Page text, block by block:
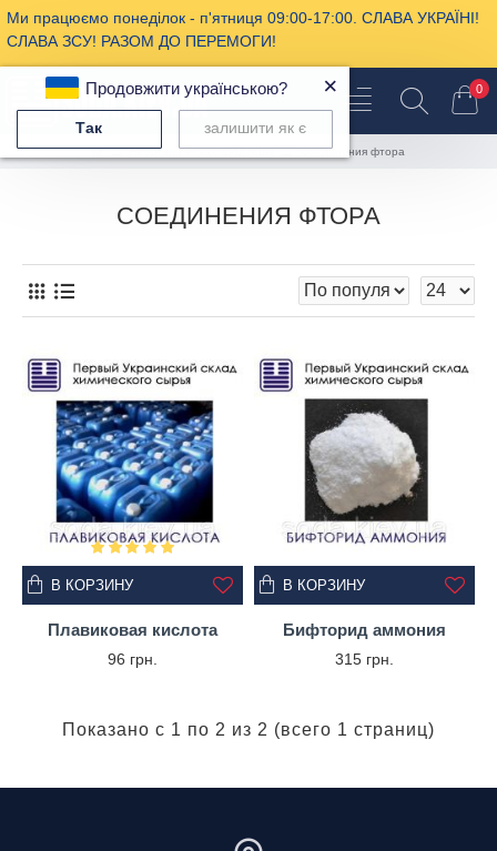
Ми працюємо понеділок - п'ятниця 09:00-17:00. СЛАВА УКРАЇНІ!
СЛАВА ЗСУ! РАЗОМ ДО ПЕРЕМОГИ!
0
Неорганическая продукция Соединения фтора
СОЕДИНЕНИЯ ФТОРА
Плавиковая кислота
96 грн.
В КОРЗИНУ
Бифторид аммония
315 грн.
В КОРЗИНУ
Показано с 1 по 2 из 2 (всего 1 страниц)
Продовжити українською? ×
Так залишити як є